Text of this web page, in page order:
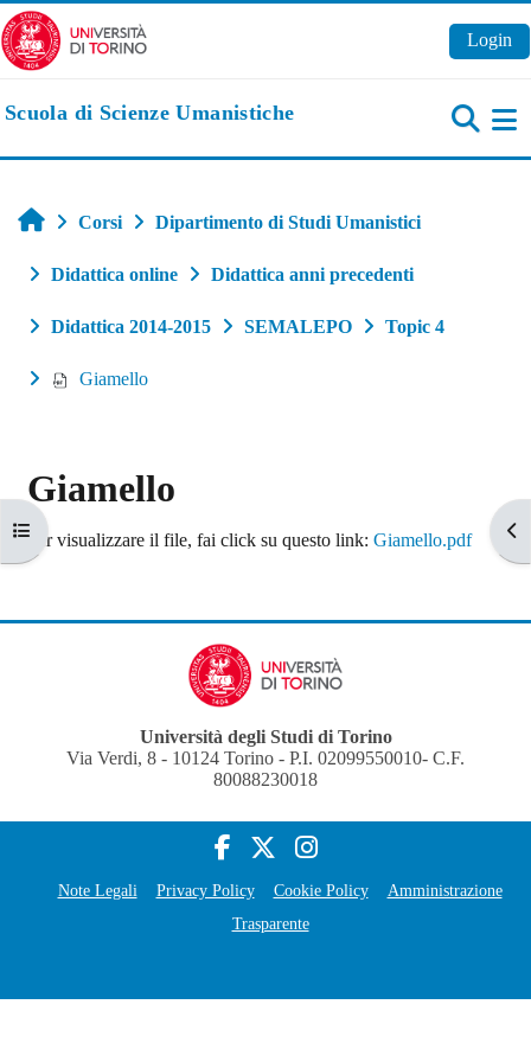
Vai al contenuto principale
Login
Scuola di Scienze Umanistiche
Apri indice del corso
Home
Corsi Dipartimento di Studi Umanistici
Didattica online Didattica anni precedenti
Didattica 2014-2015 SEMALEPO Topic 4
Giamello
Giamello
Aggregazione dei criteri
Per visualizzare il file, fai click su questo link: Giamello.pdf
Università degli Studi di Torino
Via Verdi, 8 - 10124 Torino - P.I. 02099550010- C.F.
80088230018
Note Legali Privacy Policy Cookie Policy
Amministrazione
Trasparente